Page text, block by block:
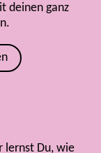
deinen ganz
lernst Du, wie